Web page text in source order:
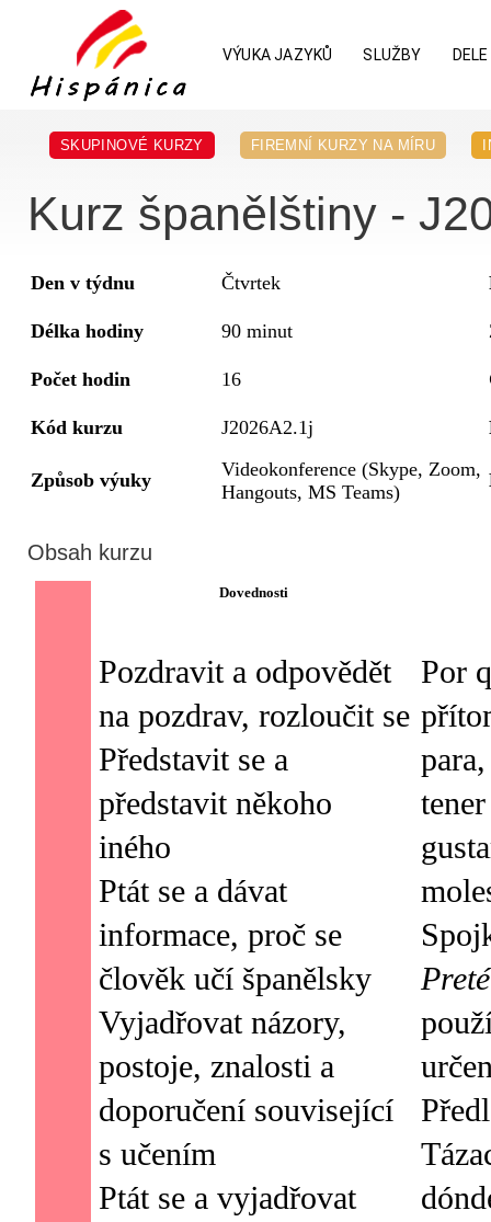
VÝUKA JAZYKŮ SLUŽBY DELE
SKUPINOVÉ KURZY FIREMNÍ KURZY NA MÍRU
Kurz španělštiny -
Den v týdnu Čtvrtek
Délka hodiny 90 minut
Počet hodin 16
Kód kurzu J2026A2.1j
Způsob výuky
Videokonference (Skype, Zoom,
Hangouts, MS Teams)
Obsah kurzu
Dovednosti
Pozdravit a odpovědět
na pozdrav, rozloučit se
Představit se a
představit někoho
iného
Ptát se a dávat
informace, proč se
člověk učí španělsky
Vyjadřovat názory,
postoje, znalosti a
doporučení související
s učením
Ptát se a vyjadřovat
Por